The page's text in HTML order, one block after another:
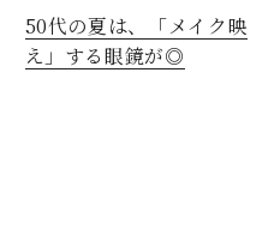
50代の夏は、「メイク映
え」する眼鏡が◎